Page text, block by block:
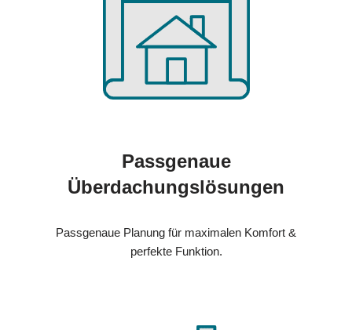
Passgenaue
Überdachungslösungen
Passgenaue Planung für maximalen Komfort &
perfekte Funktion.